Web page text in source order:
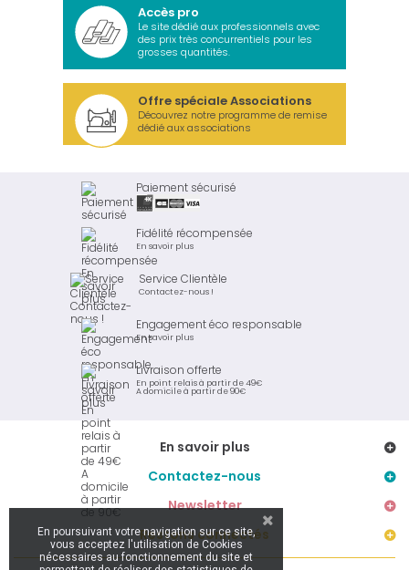
Accès pro
Le site dédié aux professionnels avec
des prix très concurrentiels pour les
grosses quantités.
Offre spéciale Associations
Découvrez notre programme de remise
dédié aux associations
Paiement sécurisé
Fidélité récompensée
En savoir plus
Service Clientèle
Contactez-nous !
Engagement éco responsable
En savoir plus
Livraison offerte
En point relais à partir de 49€
A domicile à partir de 90€
En savoir plus
Contactez-nous
Newsletter
Restons connectés
En poursuivant votre navigation sur ce site,
vous acceptez l'utilisation de Cookies
nécessaires au fonctionnement du site et